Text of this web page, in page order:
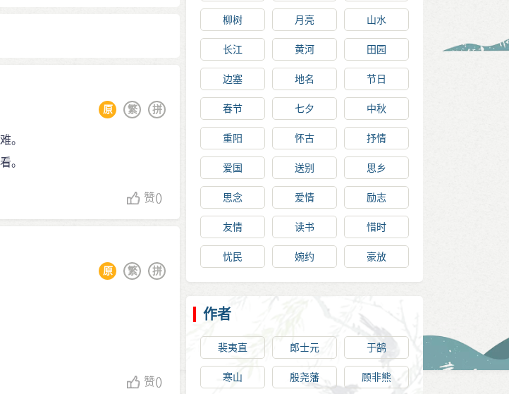
拼
繁
原
。
。
赞()
拼
繁
原
赞()
柳树 月亮 山水
长江 黄河 田园
边塞 地名 节日
春节 七夕 中秋
重阳 怀古 抒情
爱国 送别 思乡
思念 爱情 励志
友情 读书 惜时
忧民 婉约 豪放
作者
裴夷直 郎士元 于鹄
寒山 殷尧藩 顾非熊